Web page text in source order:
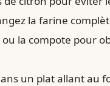
la farine
ou la compote pour
un plat allant au